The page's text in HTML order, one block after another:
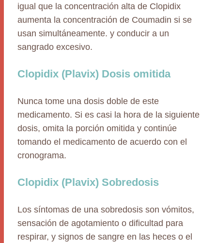
igual que la concentración alta de Clopidix
aumenta la concentración de Coumadin si se
usan simultáneamente. y conducir a un
sangrado excesivo.
Clopidix (Plavix) Dosis omitida
Nunca tome una dosis doble de este
medicamento. Si es casi la hora de la siguiente
dosis, omita la porción omitida y continúe
tomando el medicamento de acuerdo con el
cronograma.
Clopidix (Plavix) Sobredosis
Los síntomas de una sobredosis son vómitos,
sensación de agotamiento o dificultad para
respirar, y signos de sangre en las heces o el